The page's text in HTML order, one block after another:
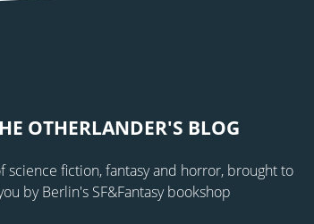
OTHERLANDER'S BLOG
science fiction, fantasy and horror, brought to
by Berlin's SF&Fantasy bookshop